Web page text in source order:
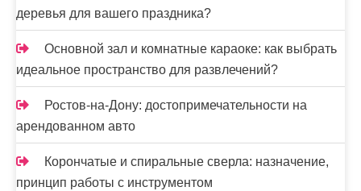
деревья для вашего праздника?
Основной зал и комнатные караоке: как выбрать
идеальное пространство для развлечений?
Ростов-на-Дону: достопримечательности на
арендованном авто
Корончатые и спиральные сверла: назначение,
принцип работы с инструментом